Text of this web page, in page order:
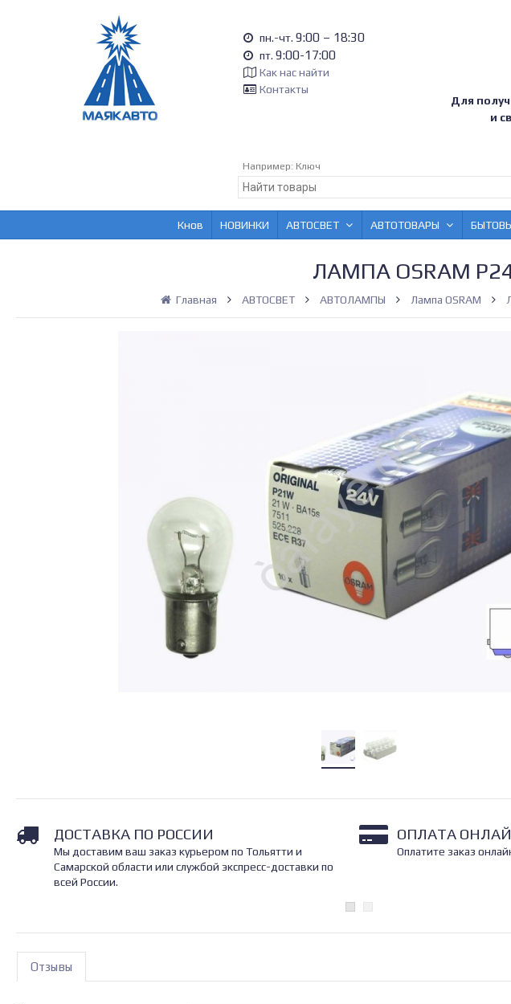
пн.-чт. 9:00 – 18:30
пт. 9:00-17:00
Как нас найти
Контакты
Для
и
Например: Ключ
Кнов НОВИНКИ АВТОСВЕТ АВТОТОВАРЫ
ЛАМПА OSRAM
Главная АВТОСВЕТ АВТОЛАМПЫ Лампа OSRAM
ДОСТАВКА ПО РОССИИ
Мы доставим ваш заказ курьером по Тольятти и
Самарской области или службой экспресс-доставки по
всей России.
ОПЛАТА
Оплатите заказ
Отзывы